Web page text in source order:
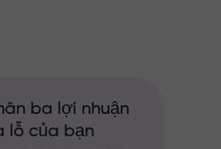
ba lợi nhuận
lỗ của bạn